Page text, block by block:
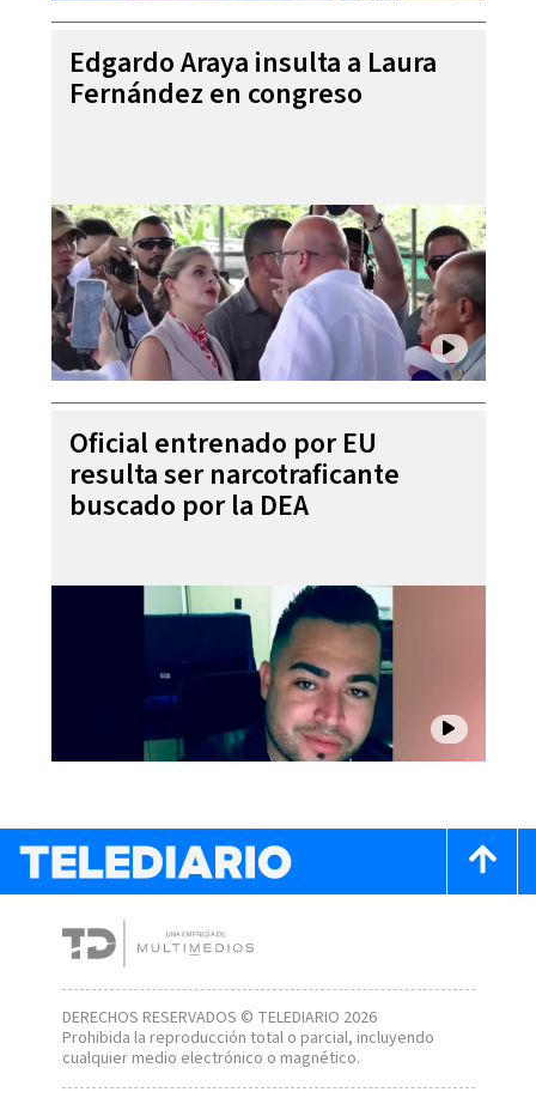
Edgardo Araya insulta a Laura
Fernández en congreso
Oficial entrenado por EU
resulta ser narcotraficante
buscado por la DEA
DERECHOS RESERVADOS © TELEDIARIO 2026
Prohibida la reproducción total o parcial, incluyendo
cualquier medio electrónico o magnético.